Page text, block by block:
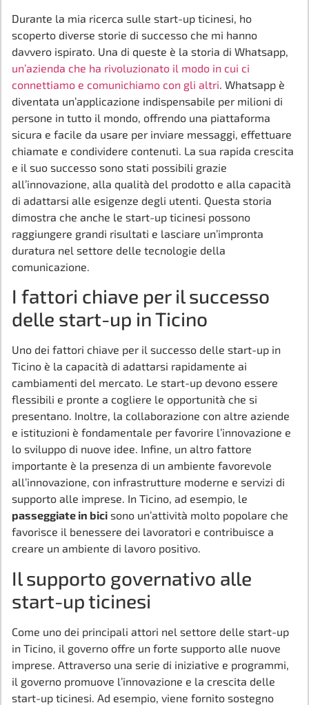
Durante la mia ricerca sulle start-up ticinesi, ho
scoperto diverse storie di successo che mi hanno
davvero ispirato. Una di queste è la storia di Whatsapp,
un’azienda che ha rivoluzionato il modo in cui ci
connettiamo e comunichiamo con gli altri . Whatsapp è
diventata un’applicazione indispensabile per milioni di
persone in tutto il mondo, offrendo una piattaforma
sicura e facile da usare per inviare messaggi, effettuare
chiamate e condividere contenuti. La sua rapida crescita
e il suo successo sono stati possibili grazie
all’innovazione, alla qualità del prodotto e alla capacità
di adattarsi alle esigenze degli utenti. Questa storia
dimostra che anche le start-up ticinesi possono
raggiungere grandi risultati e lasciare un’impronta
duratura nel settore delle tecnologie della
comunicazione.
I fattori chiave per il successo
delle start-up in Ticino
Uno dei fattori chiave per il successo delle start-up in
Ticino è la capacità di adattarsi rapidamente ai
cambiamenti del mercato. Le start-up devono essere
flessibili e pronte a cogliere le opportunità che si
presentano. Inoltre, la collaborazione con altre aziende
e istituzioni è fondamentale per favorire l’innovazione e
lo sviluppo di nuove idee. Infine, un altro fattore
importante è la presenza di un ambiente favorevole
all’innovazione, con infrastrutture moderne e servizi di
supporto alle imprese. In Ticino, ad esempio, le
passeggiate in bici sono un’attività molto popolare che
favorisce il benessere dei lavoratori e contribuisce a
creare un ambiente di lavoro positivo.
Il supporto governativo alle
start-up ticinesi
Come uno dei principali attori nel settore delle start-up
in Ticino, il governo offre un forte supporto alle nuove
imprese. Attraverso una serie di iniziative e programmi,
il governo promuove l’innovazione e la crescita delle
start-up ticinesi. Ad esempio, viene fornito sostegno